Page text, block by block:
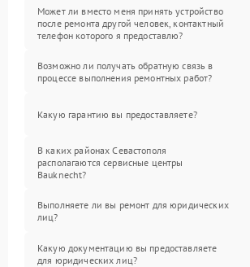
Может ли вместо меня принять устройство
после ремонта другой человек, контактный
телефон которого я предоставлю?
Возможно ли получать обратную связь в
процессе выполнения ремонтных работ?
Какую гарантию вы предоставляете?
В каких районах Севастополя
располагаются сервисные центры
Bauknecht?
Выполняете ли вы ремонт для юридических
лиц?
Какую документацию вы предоставляете
для юридических лиц?